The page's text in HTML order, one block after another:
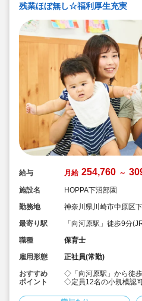
残業ほぼ無し☆福利厚生充実
給与 月給 254,760 ～
施設名
HOPPA下沼部園
勤務地
神奈川県川崎市中原区
最寄り駅
「向河原駅」徒歩9分
職種
保育士
雇用形態
正社員(常勤)
おすすめ
ポイント
◇「向河原駅」から徒歩
◇定員12名の小規模認
◇保育士3年目で年収